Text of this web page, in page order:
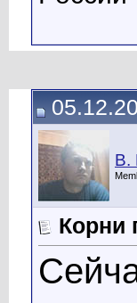
В.
Корни